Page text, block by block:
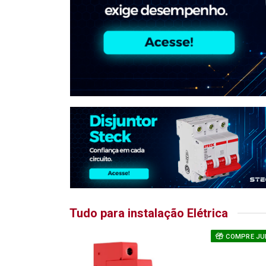
Tudo para instalação Elétrica
COMPRE